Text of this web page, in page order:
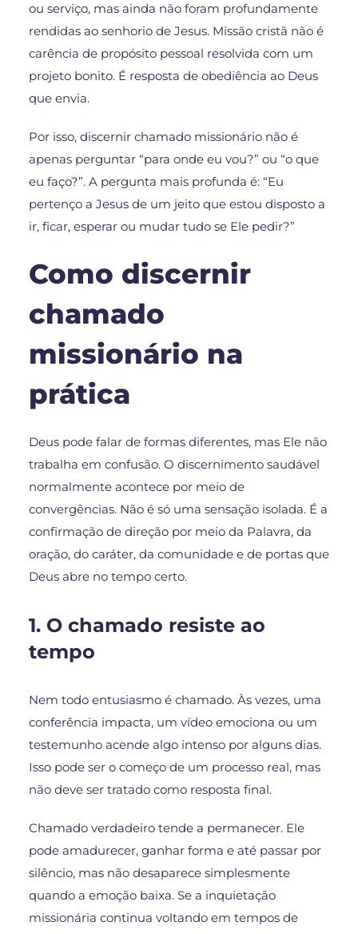
ou serviço, mas ainda não foram profundamente
rendidas ao senhorio de Jesus. Missão cristã não é
carência de propósito pessoal resolvida com um
projeto bonito. É resposta de obediência ao Deus
que envia.
Por isso, discernir chamado missionário não é
apenas perguntar “para onde eu vou?” ou “o que
eu faço?”. A pergunta mais profunda é: “Eu
pertenço a Jesus de um jeito que estou disposto a
ir, ficar, esperar ou mudar tudo se Ele pedir?”
Como discernir
chamado
missionário na
prática
Deus pode falar de formas diferentes, mas Ele não
trabalha em confusão. O discernimento saudável
normalmente acontece por meio de
convergências. Não é só uma sensação isolada. É a
confirmação de direção por meio da Palavra, da
oração, do caráter, da comunidade e de portas que
Deus abre no tempo certo.
1. O chamado resiste ao
tempo
Nem todo entusiasmo é chamado. Às vezes, uma
conferência impacta, um vídeo emociona ou um
testemunho acende algo intenso por alguns dias.
Isso pode ser o começo de um processo real, mas
não deve ser tratado como resposta final.
Chamado verdadeiro tende a permanecer. Ele
pode amadurecer, ganhar forma e até passar por
silêncio, mas não desaparece simplesmente
quando a emoção baixa. Se a inquietação
missionária continua voltando em tempos de